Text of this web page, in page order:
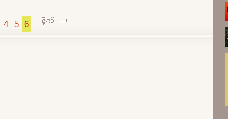
4 5 6